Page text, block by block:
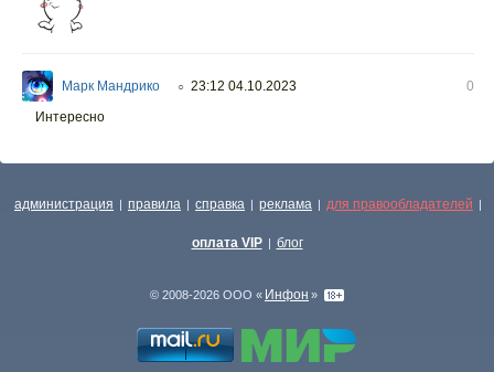
Марк Мандрико ○ 23:12 04.10.2023
0
Интересно
администрация | правила | справка | реклама | для правообладателей |
оплата VIP | блог
© 2008-2026 ООО « Инфон »